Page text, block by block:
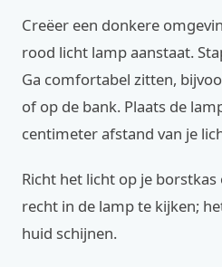
Creëer een donkere
rood licht lamp aanstaat.
Ga comfortabel zitten,
of op de bank. Plaats de
centimeter afstand van je
Richt het licht op je
recht in de lamp te kijken;
huid schijnen.